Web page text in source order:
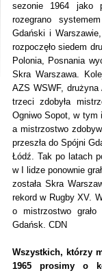
sezonie 1964 jako
rozegrano
Gdański i
rozpoczęło siedem
Polonia, Posnania
Skra Warszawa.
AZS WSWF, drużyna
trzeci zdobyła
Ogniwo Sopot, w tym
a mistrzostwo
przeszła do Spójni
Łódź. Tak po latach
w I lidze ponownie
została Skra
rekord w Rugby XV.
o mistrzostwo
Gdańsk. CDN
Wszystkich, którzy
1965 prosimy o